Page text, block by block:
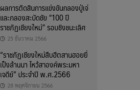
ผลการตัดสินการแข่งขันกลองปู่เจ่
และกลองสะบัดชัย “100 ปี
ราชภัฏเชียงใหม่” รอบชิงชนะเลิศ
25 ธันวาคม 2566
“ราชภัฏเชียงใหม่สืบฮีตสานฮอยยี่
เป็งล้านนา ไหว้สาองค์พระมหา
เจดีย์” ประจำปี พ.ศ.2566
28 พฤศจิกายน 2566